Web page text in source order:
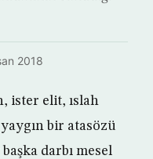
2018
ister elit, ıslah
bir atasözü
darbı mesel